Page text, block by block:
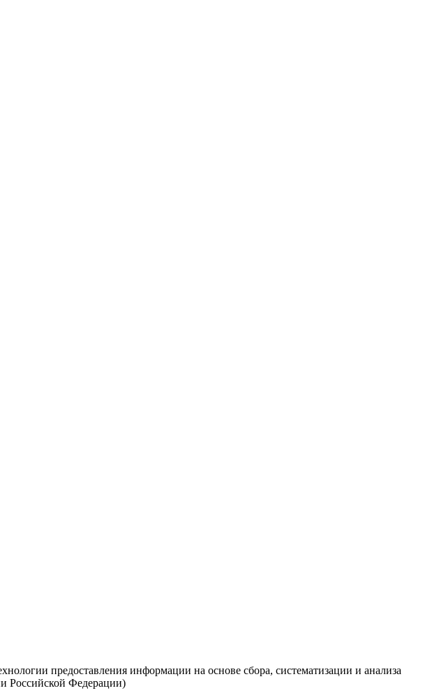
предоставления информации на основе сбора, систематизации и анализа
Российской Федерации)